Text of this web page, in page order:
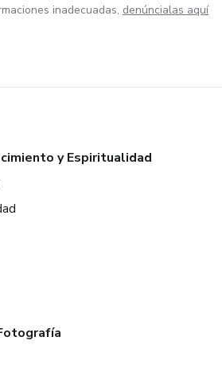
inadecuadas, denúncialas aquí
y Espiritualidad